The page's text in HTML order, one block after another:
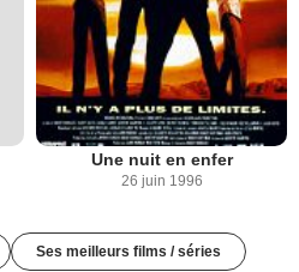
Une nuit en enfer
26 juin 1996
Ses meilleurs films / séries